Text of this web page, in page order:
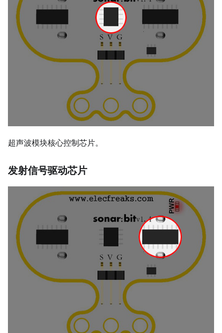
超声波模块核心控制芯片。
发射信号驱动芯片